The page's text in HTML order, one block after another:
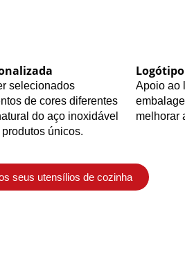
selecionados
de cores diferentes
do aço inoxidável
únicos.
Apoio ao
melhorar
seus utensílios de cozinha